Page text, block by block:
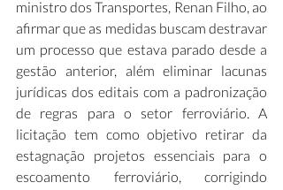
ministro dos Transportes, Renan Filho, ao
afirmar que as medidas buscam destravar
um processo que estava parado desde a
gestão anterior, além eliminar lacunas
jurídicas dos editais com a padronização
de regras para o setor ferroviário. A
licitação tem como objetivo retirar da
estagnação projetos essenciais para o
escoamento ferroviário, corrigindo